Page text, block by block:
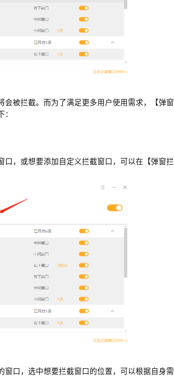
被拦截。而为了满足更多用户使用需求，【弹窗
，或想要添加自定义拦截窗口，可以在【弹窗拦
窗口，选中想要拦截窗口的位置，可以根据自身需